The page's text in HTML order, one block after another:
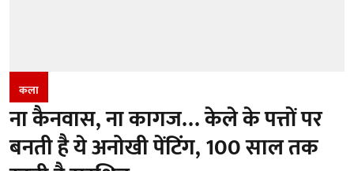
कला
ना कैनवास, ना कागज… केले के पत्तों पर
बनती है ये अनोखी पेंटिंग, 100 साल तक